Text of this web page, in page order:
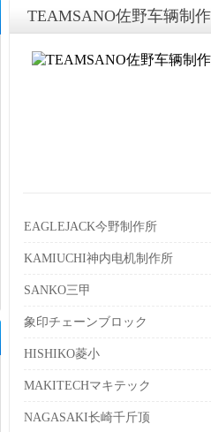
TEAMSANO佐野车辆制
EAGLEJACK今野制作所
KAMIUCHI神内电机制作所
SANKO三甲
象印チェーンブロック
HISHIKO菱小
MAKITECHマキテック
NAGASAKI长崎千斤顶